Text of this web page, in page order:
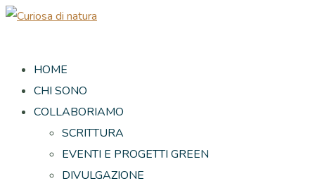
HOME
CHI SONO
COLLABORIAMO
SCRITTURA
EVENTI E PROGETTI GREEN
DIVULGAZIONE